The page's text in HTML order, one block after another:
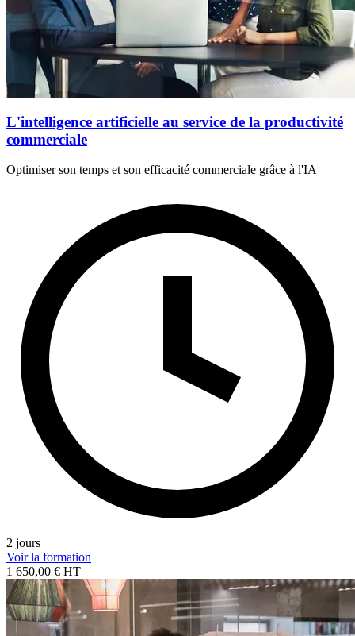
L'intelligence artificielle au service de la productivité
commerciale
Optimiser son temps et son efficacité commerciale grâce à l'IA
2 jours
Voir la formation
1 650,00 € HT